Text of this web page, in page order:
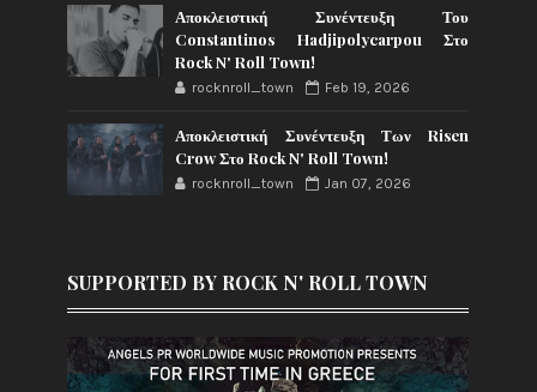
Αποκλειστική Συνέντευξη Του
Constantinos Hadjipolycarpou Στο
Rock N' Roll Town!
rocknroll_town Feb 19, 2026
Αποκλειστική Συνέντευξη Των Risen
Crow Στο Rock N' Roll Town!
rocknroll_town Jan 07, 2026
SUPPORTED BY ROCK N' ROLL TOWN